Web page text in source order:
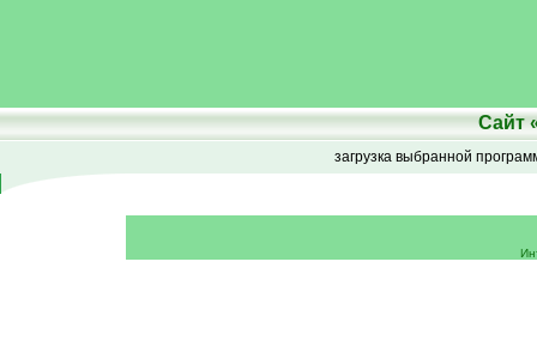
Сайт
загрузка выбранной